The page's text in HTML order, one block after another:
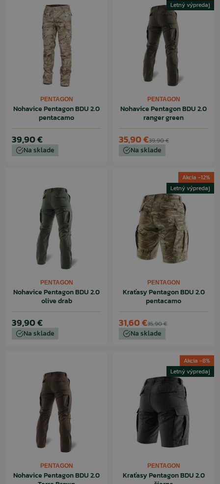
PENTAGON
Nohavice Pentagon BDU 2.0
pentacamo
39,90 €
Na sklade
Letný výpredaj
PENTAGON
Nohavice Pentagon BDU 2.0
ranger green
39,90 €
35,90 €
Na sklade
PENTAGON
Nohavice Pentagon BDU 2.0
olive drab
39,90 €
Na sklade
Akcia -12%
Letný výpredaj
PENTAGON
Kraťasy Pentagon BDU 2.0
pentacamo
35,90 €
31,60 €
Na sklade
PENTAGON
Nohavice Pentagon BDU 2.0
Akcia -8%
Letný výpredaj
PENTAGON
Kraťasy Pentagon BDU 2.0